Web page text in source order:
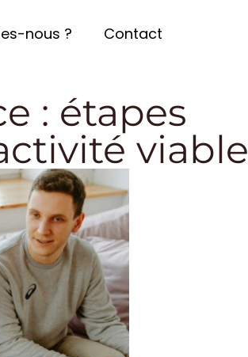
nous ? Contact
: étapes
viable